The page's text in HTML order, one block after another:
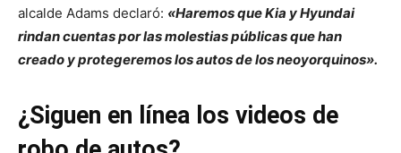
alcalde Adams declaró: «Haremos que Kia y Hyundai
rindan cuentas por las molestias públicas que han
creado y protegeremos los autos de los neoyorquinos».
¿Siguen en línea los videos de